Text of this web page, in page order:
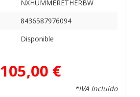
NXHUMMERETHERBW
8436587976094
Disponible
105,00 €
*IVA Incluido